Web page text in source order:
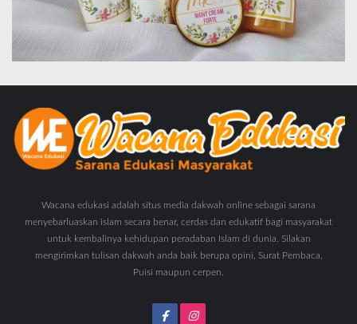
Wacana edukasi adalah situs media dakwah online sebagai sarana
menyebarluaskan islam secara benar, cerdas dan edukatif bagi masyarakat
untuk kembalinya kehidupan peradaban Islam di dunia. Silakan
mengirimkan tulisan dakwah anda baik berupa opini, Surat Pembaca,
Puisi maupun cerpen.